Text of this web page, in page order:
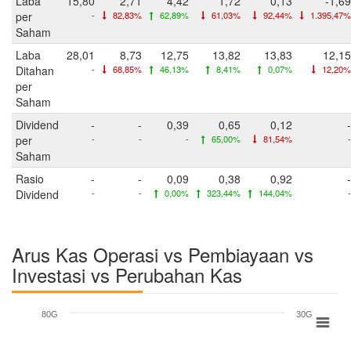
per
Saham
- 82,83% 62,89% 61,03% 92,44% 1.395,47%
Laba
Ditahan
per
Saham
28,01
-
8,73
68,85%
12,75
46,13%
13,82
8,41%
13,83
0,07%
12,15
12,20%
Dividend
per
Saham
-
-
-
-
0,39
-
0,65
65,00%
0,12
81,54%
-
-
Rasio
Dividend
-
-
-
-
0,09
0,00%
0,38
323,44%
0,92
144,04%
-
-
Arus Kas Operasi vs Pembiayaan vs
Investasi vs Perubahan Kas
80G 30G